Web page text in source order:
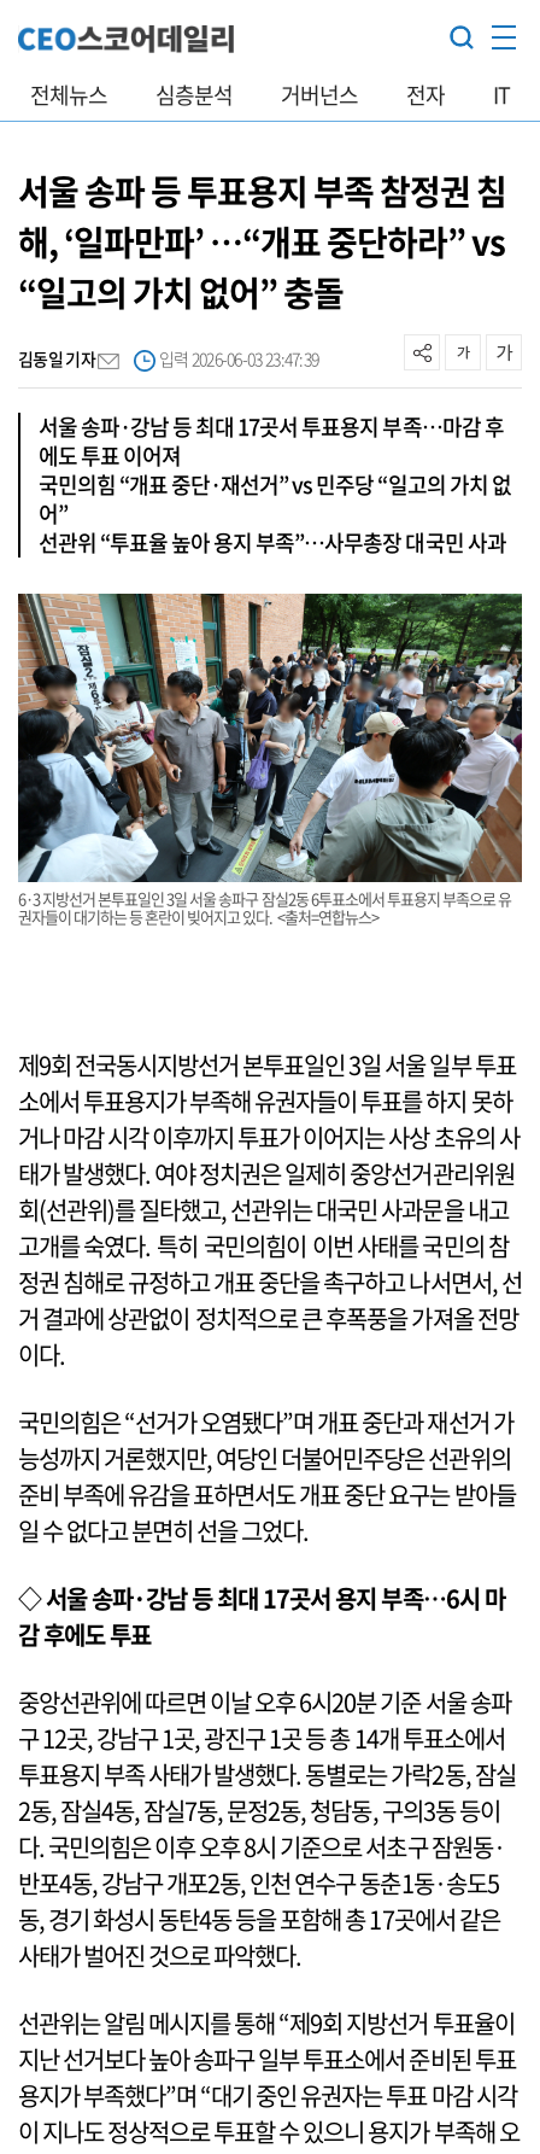
전체뉴스 심층분석 거버넌스 전자 IT
서울 송파 등 투표용지 부족 참정권 침
해, ‘일파만파’ …“개표 중단하라” vs
“일고의 가치 없어” 충돌
김동일 기자 입력 2026-06-03 23:47:39
서울 송파·강남 등 최대 17곳서 투표용지 부족…마감 후
에도 투표 이어져
국민의힘 “개표 중단·재선거” vs 민주당 “일고의 가치 없
어”
선관위 “투표율 높아 용지 부족”…사무총장 대국민 사과
6·3 지방선거 본투표일인 3일 서울 송파구 잠실2동 6투표소에서 투표용지 부족으로 유
권자들이 대기하는 등 혼란이 빚어지고 있다. <출처=연합뉴스>
제9회 전국동시지방선거 본투표일인 3일 서울 일부 투표
소에서 투표용지가 부족해 유권자들이 투표를 하지 못하
거나 마감 시각 이후까지 투표가 이어지는 사상 초유의 사
태가 발생했다. 여야 정치권은 일제히 중앙선거관리위원
회(선관위)를 질타했고, 선관위는 대국민 사과문을 내고
고개를 숙였다. 특히 국민의힘이 이번 사태를 국민의 참
정권 침해로 규정하고 개표 중단을 촉구하고 나서면서, 선
거 결과에 상관없이 정치적으로 큰 후폭풍을 가져올 전망
이다.
국민의힘은 “선거가 오염됐다”며 개표 중단과 재선거 가
능성까지 거론했지만, 여당인 더불어민주당은 선관위의
준비 부족에 유감을 표하면서도 개표 중단 요구는 받아들
일 수 없다고 분면히 선을 그었다.
◇ 서울 송파·강남 등 최대 17곳서 용지 부족…6시 마
감 후에도 투표
중앙선관위에 따르면 이날 오후 6시20분 기준 서울 송파
구 12곳, 강남구 1곳, 광진구 1곳 등 총 14개 투표소에서
투표용지 부족 사태가 발생했다. 동별로는 가락2동, 잠실
2동, 잠실4동, 잠실7동, 문정2동, 청담동, 구의3동 등이
다. 국민의힘은 이후 오후 8시 기준으로 서초구 잠원동·
반포4동, 강남구 개포2동, 인천 연수구 동춘1동·송도5
동, 경기 화성시 동탄4동 등을 포함해 총 17곳에서 같은
사태가 벌어진 것으로 파악했다.
선관위는 알림 메시지를 통해 “제9회 지방선거 투표율이
지난 선거보다 높아 송파구 일부 투표소에서 준비된 투표
용지가 부족했다”며 “대기 중인 유권자는 투표 마감 시각
이 지나도 정상적으로 투표할 수 있으니 용지가 부족해 오